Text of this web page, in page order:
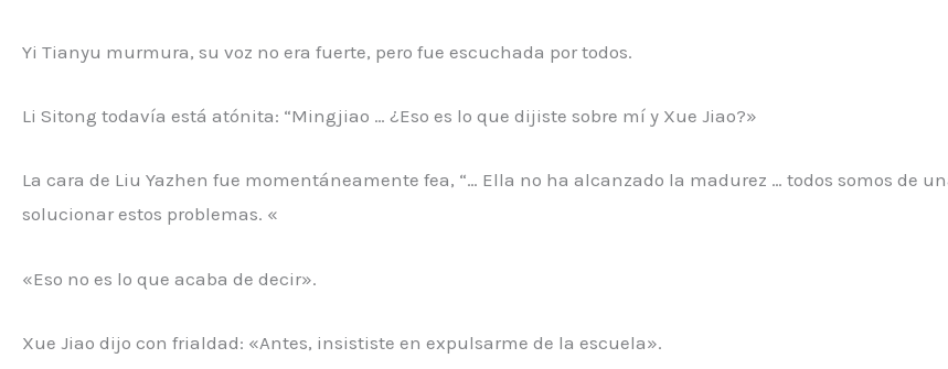
Yi Tianyu murmura, su voz no era fuerte, pero fue escuchada por todos.
Li Sitong todavía está atónita: “Mingjiao … ¿Eso es lo que dijiste sobre mí y Xue Jiao?»
La cara de Liu Yazhen fue momentáneamente fea, “… Ella no ha alcanzado la madurez … todos somos de
solucionar estos problemas. «
«Eso no es lo que acaba de decir».
Xue Jiao dijo con frialdad: «Antes, insististe en expulsarme de la escuela».